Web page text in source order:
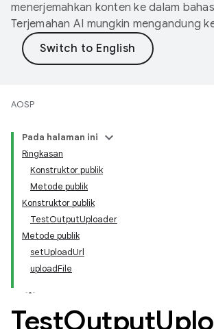
menerjemahkan konten ke dalam
Terjemahan AI mungkin mengandung
AOSP
Pada halaman ini
Ringkasan
Konstruktor publik
Metode publik
Konstruktor publik
TestOutputUploader
Metode publik
setUploadUrl
uploadFile
TestOutput